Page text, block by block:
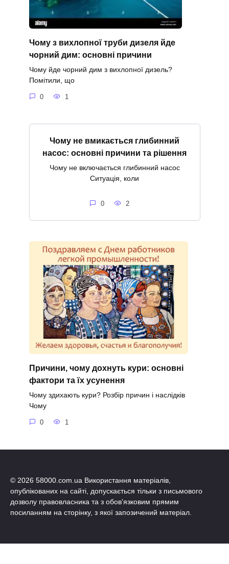
Чому з вихлопної труби дизеля йде
чорний дим: основні причини
Чому йде чорний дим з вихлопної дизель?
Помітили, що
0 1
Чому не вмикається глибинний
насос: основні причини та рішення
Чому не включається глибинний насос
Ситуація, коли
0 2
Причини, чому дохнуть кури: основні
фактори та їх усунення
Чому здихають кури? Розбір причин і наслідків
Чому
0 1
© 2026 58000.com.ua Використання матеріалів,
опублікованих на сайті, допускається тільки з письмового
дозволу правовласника та з обов'язковим прямим
посиланням на сторінку, з якої запозичений матеріал.